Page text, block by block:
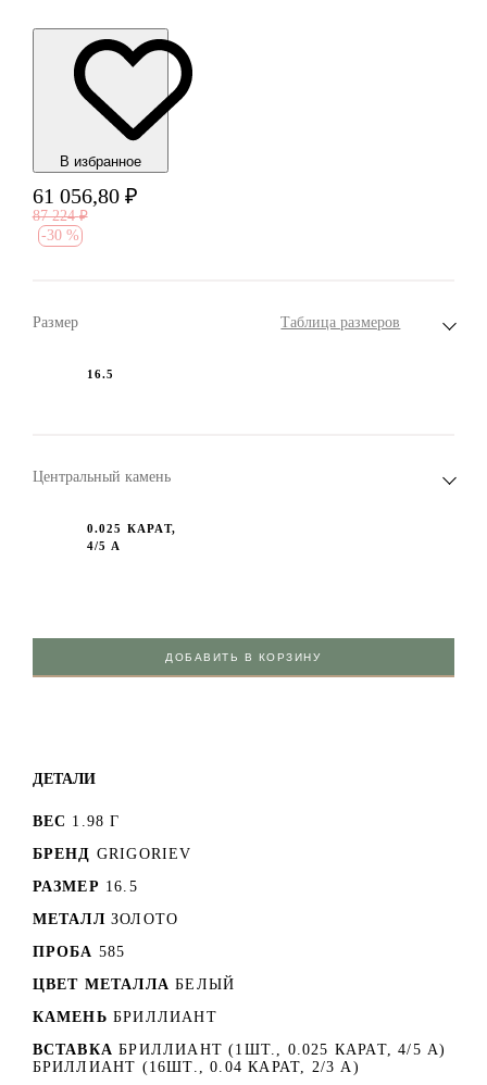
В избранноe
61 056,80 ₽
87 224 ₽
-30 %
Размер Таблица размеров
16.5
Центральный камень
0.025 КАРАТ,
4/5 А
ДОБАВИТЬ В КОРЗИНУ
ДЕТАЛИ
ВЕС 1.98 Г
БРЕНД GRIGORIEV
РАЗМЕР 16.5
МЕТАЛЛ ЗОЛОТО
ПРОБА 585
ЦВЕТ МЕТАЛЛА БЕЛЫЙ
КАМЕНЬ БРИЛЛИАНТ
ВСТАВКА БРИЛЛИАНТ (1ШТ., 0.025 КАРАТ, 4/5 А)
БРИЛЛИАНТ (16ШТ., 0.04 КАРАТ, 2/3 А)